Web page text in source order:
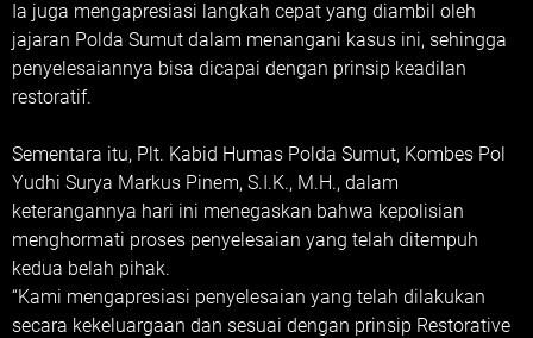
Ia juga mengapresiasi langkah cepat yang diambil oleh
jajaran Polda Sumut dalam menangani kasus ini, sehingga
penyelesaiannya bisa dicapai dengan prinsip keadilan
restoratif.
Sementara itu, Plt. Kabid Humas Polda Sumut, Kombes Pol
Yudhi Surya Markus Pinem, S.I.K., M.H., dalam
keterangannya hari ini menegaskan bahwa kepolisian
menghormati proses penyelesaian yang telah ditempuh
kedua belah pihak.
“Kami mengapresiasi penyelesaian yang telah dilakukan
secara kekeluargaan dan sesuai dengan prinsip Restorative